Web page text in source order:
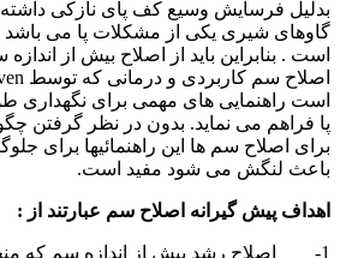
بدلیل فرسایش وسیع کف پای نازکی داشته
گاوهای شیری یکی از مشکلات پا می باشد
است . بنابراین باید از اصلاح بیش از
اصلاح سم کاربردی و درمانی که توسط
است راهنمایی های مهمی برای
پا فراهم می نماید. بدون در نظر گرفتن
برای اصلاح سم ها این راهنمائیها برای
باعث لنگش می شود مفید است.
اهداف پیش گیرانه اصلاح سم عبارتند از :
1- اصلاح رشد بیش از اندازه سم که